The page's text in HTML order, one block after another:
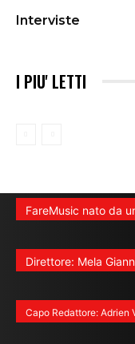
Interviste
I PIU' LETTI
FareMusic nato da
Direttore: Mela
Capo Redattore: Adrien